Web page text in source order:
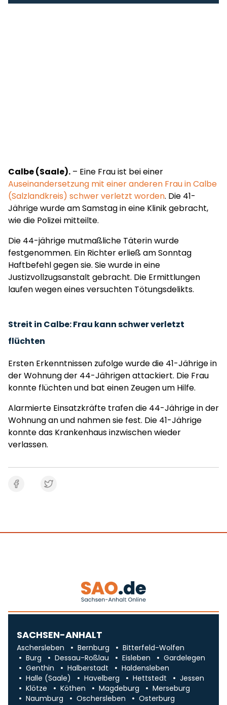
Calbe (Saale). – Eine Frau ist bei einer
Auseinandersetzung mit einer anderen Frau in Calbe
(Salzlandkreis) schwer verletzt worden. Die 41-
Jährige wurde am Samstag in eine Klinik gebracht,
wie die Polizei mitteilte.
Die 44-jährige mutmaßliche Täterin wurde
festgenommen. Ein Richter erließ am Sonntag
Haftbefehl gegen sie. Sie wurde in eine
Justizvollzugsanstalt gebracht. Die Ermittlungen
laufen wegen eines versuchten Tötungsdelikts.
Streit in Calbe: Frau kann schwer verletzt
flüchten
Ersten Erkenntnissen zufolge wurde die 41-Jährige in
der Wohnung der 44-Jährigen attackiert. Die Frau
konnte flüchten und bat einen Zeugen um Hilfe.
Alarmierte Einsatzkräfte trafen die 44-Jährige in der
Wohnung an und nahmen sie fest. Die 41-Jährige
konnte das Krankenhaus inzwischen wieder
verlassen.
SACHSEN-ANHALT
Aschersleben Bernburg
Bitterfeld-Wolfen
Burg
Dessau-Roßlau Eisleben
Gardelegen
Genthin
Halberstadt
Haldensleben
Halle (Saale)
Havelberg Hettstedt
Jessen
Klötze
Köthen Magdeburg
Merseburg
Naumburg
Oschersleben
Osterburg